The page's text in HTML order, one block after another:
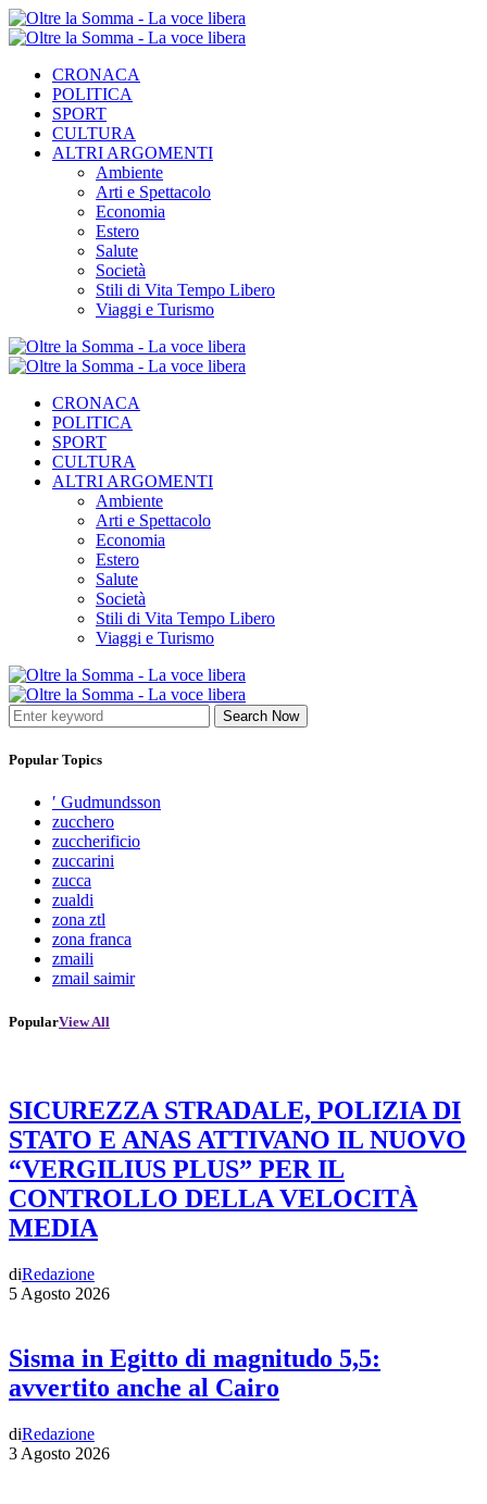
CRONACA
POLITICA
SPORT
CULTURA
ALTRI ARGOMENTI
Ambiente
Arti e Spettacolo
Economia
Estero
Salute
Società
Stili di Vita Tempo Libero
Viaggi e Turismo
CRONACA
POLITICA
SPORT
CULTURA
ALTRI ARGOMENTI
Ambiente
Arti e Spettacolo
Economia
Estero
Salute
Società
Stili di Vita Tempo Libero
Viaggi e Turismo
Search Now
Popular Topics
′ Gudmundsson
zucchero
zuccherificio
zuccarini
zucca
zualdi
zona ztl
zona franca
zmaili
zmail saimir
PopularView All
SICUREZZA STRADALE, POLIZIA DI
STATO E ANAS ATTIVANO IL NUOVO
“VERGILIUS PLUS” PER IL
CONTROLLO DELLA VELOCITÀ
MEDIA
diRedazione
5 Agosto 2026
Sisma in Egitto di magnitudo 5,5:
avvertito anche al Cairo
diRedazione
3 Agosto 2026